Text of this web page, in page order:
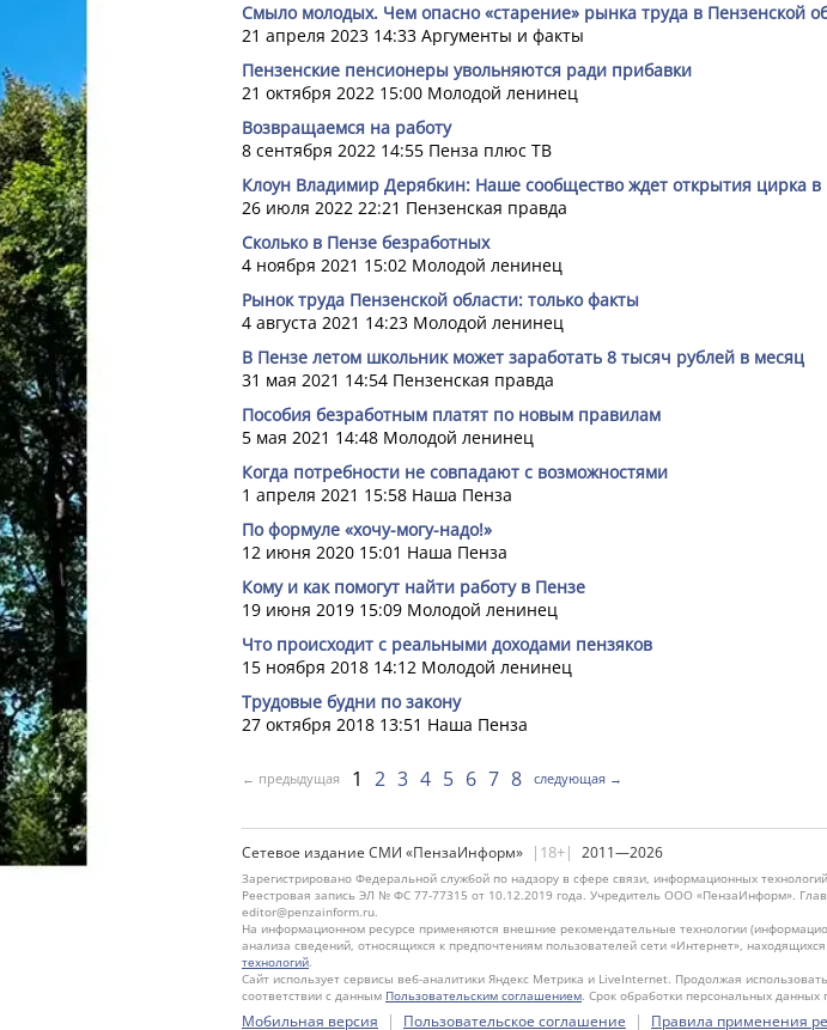
Смыло молодых. Чем опасно «старение» рынка труда в Пензенской
21 апреля 2023 14:33 Аргументы и факты
Пензенские пенсионеры увольняются ради прибавки
21 октября 2022 15:00 Молодой ленинец
Возвращаемся на работу
8 сентября 2022 14:55 Пенза плюс ТВ
Клоун Владимир Дерябкин: Наше сообщество ждет открытия цирка в
26 июля 2022 22:21 Пензенская правда
Сколько в Пензе безработных
4 ноября 2021 15:02 Молодой ленинец
Рынок труда Пензенской области: только факты
4 августа 2021 14:23 Молодой ленинец
В Пензе летом школьник может заработать 8 тысяч рублей в месяц
31 мая 2021 14:54 Пензенская правда
Пособия безработным платят по новым правилам
5 мая 2021 14:48 Молодой ленинец
Когда потребности не совпадают с возможностями
1 апреля 2021 15:58 Наша Пенза
По формуле «хочу-могу-надо!»
12 июня 2020 15:01 Наша Пенза
Кому и как помогут найти работу в Пензе
19 июня 2019 15:09 Молодой ленинец
Что происходит с реальными доходами пензяков
15 ноября 2018 14:12 Молодой ленинец
Трудовые будни по закону
27 октября 2018 13:51 Наша Пенза
← предыдущая 1 2 3 4 5 6 7 8 следующая →
Сетевое издание СМИ «ПензаИнформ» |18+| 2011—2026
Зарегистрировано Федеральной службой по надзору в сфере связи, информационных
Реестровая запись ЭЛ № ФС 77-77315 от 10.12.2019 года. Учредитель ООО «ПензаИнформ».
editor@penzainform.ru.
На информационном ресурсе применяются внешние рекомендательные технологии
анализа сведений, относящихся к предпочтениям пользователей сети «Интернет»,
технологий.
Сайт использует сервисы веб-аналитики Яндекс Метрика и LiveInternet. Продолжая
соответствии с данным Пользовательским соглашением. Срок обработки персональных
Мобильная версия | Пользовательское соглашение | Правила применения